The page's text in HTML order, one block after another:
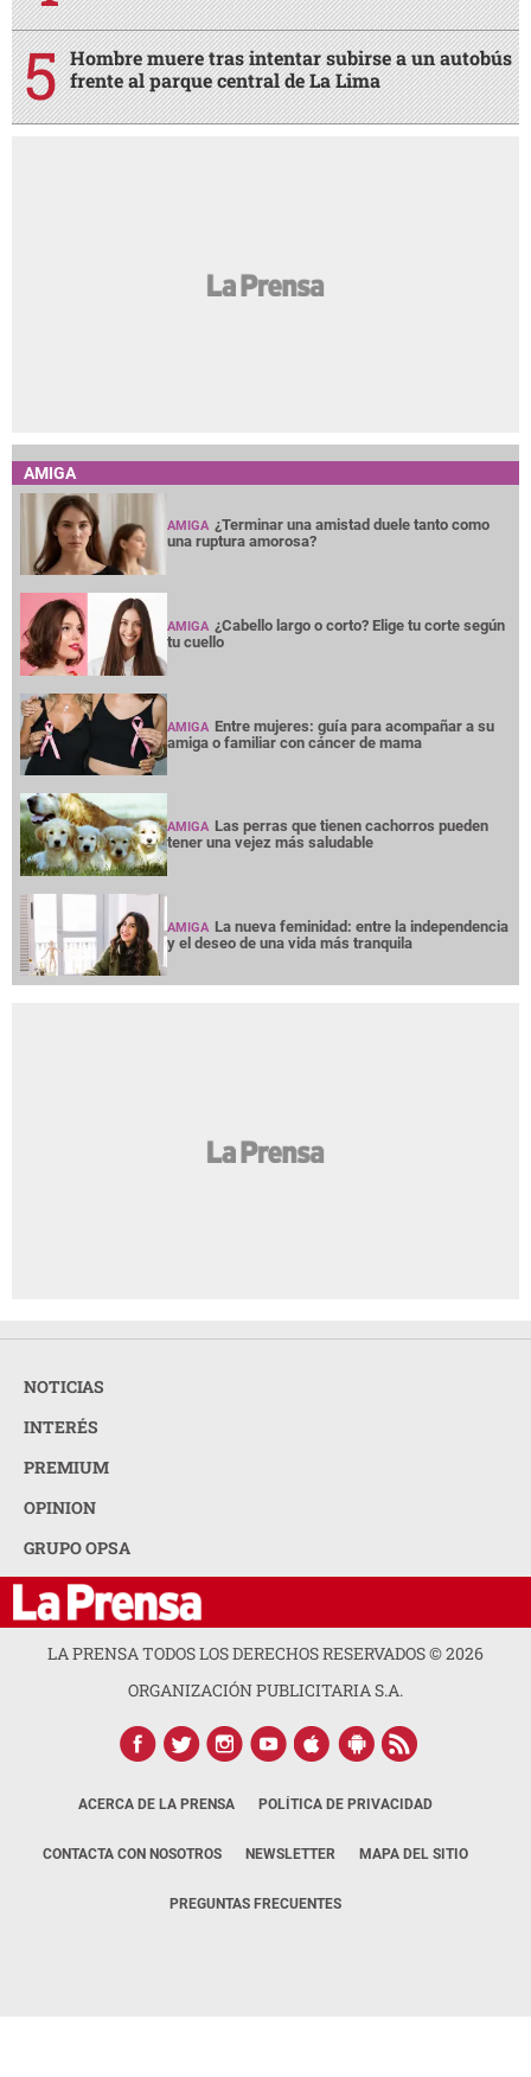
Hombre muere tras intentar subirse a un autobús
frente al parque central de La Lima
AMIGA
AMIGA ¿Terminar una amistad duele tanto como
una ruptura amorosa?
AMIGA ¿Cabello largo o corto? Elige tu corte según
tu cuello
AMIGA Entre mujeres: guía para acompañar a su
amiga o familiar con cáncer de mama
AMIGA Las perras que tienen cachorros pueden
tener una vejez más saludable
AMIGA La nueva feminidad: entre la independencia
y el deseo de una vida más tranquila
NOTICIAS
INTERÉS
PREMIUM
OPINION
GRUPO OPSA
LA PRENSA TODOS LOS DERECHOS RESERVADOS ©2026
ORGANIZACIÓN PUBLICITARIA S.A.
ACERCA DE LA PRENSA POLÍTICA DE PRIVACIDAD
CONTACTA CON NOSOTROS NEWSLETTER MAPA DEL SITIO
PREGUNTAS FRECUENTES